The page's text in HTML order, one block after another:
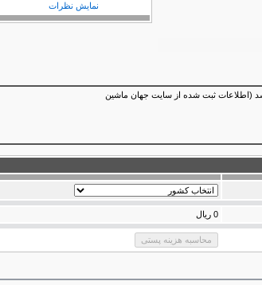
نمایش نظرات
بوده ولی از روی مشابه خارجی کپی برداری شده - ظرفیت ۳ الی ۴ تن در روز میلاشد (اطلاعات ثبت شده از سایت جهان ماشین
0 ریال